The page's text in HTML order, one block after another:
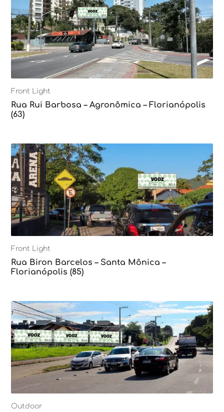
Front Light
Rua Rui Barbosa – Agronômica – Florianópolis
(63)
Front Light
Rua Biron Barcelos – Santa Mônica –
Florianópolis (85)
Outdoor